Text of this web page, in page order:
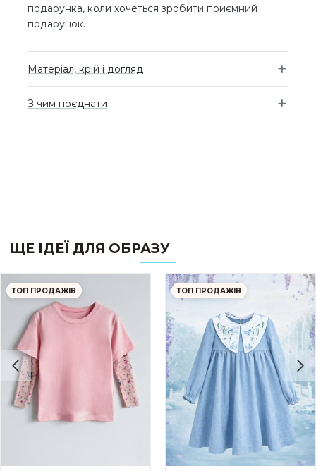
подарунка, коли хочеться зробити приємний
подарунок.
Матеріал, крій і догляд
З чим поєднати
ЩЕ ІДЕЇ ДЛЯ ОБРАЗУ
ТОП ПРОДАЖІВ ТОП ПРОДАЖІВ